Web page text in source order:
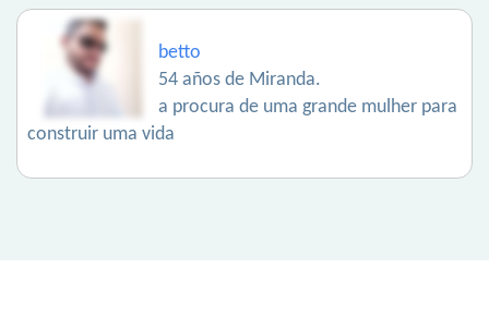
betto
54 años de Miranda.
a procura de uma grande mulher para
construir uma vida